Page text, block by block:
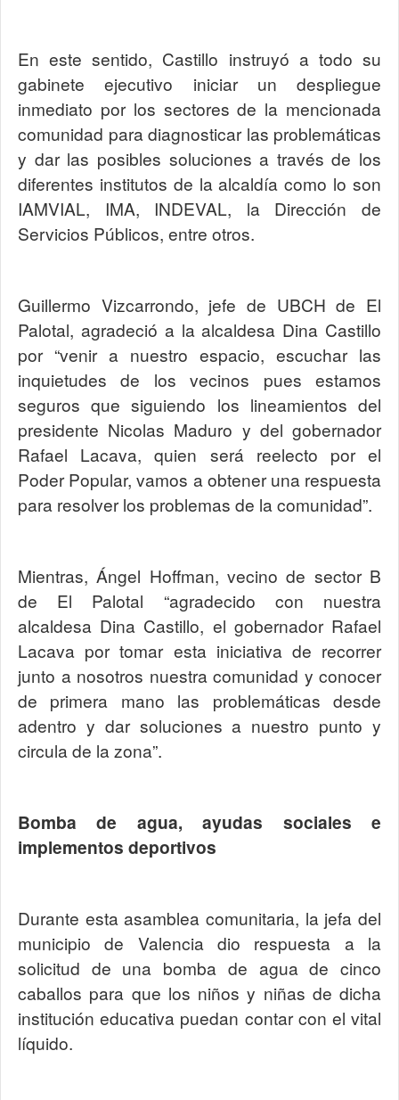
En este sentido, Castillo instruyó a todo su
gabinete ejecutivo iniciar un despliegue
inmediato por los sectores de la mencionada
comunidad para diagnosticar las problemáticas
y dar las posibles soluciones a través de los
diferentes institutos de la alcaldía como lo son
IAMVIAL, IMA, INDEVAL, la Dirección de
Servicios Públicos, entre otros.
Guillermo Vizcarrondo, jefe de UBCH de El
Palotal, agradeció a la alcaldesa Dina Castillo
por “venir a nuestro espacio, escuchar las
inquietudes de los vecinos pues estamos
seguros que siguiendo los lineamientos del
presidente Nicolas Maduro y del gobernador
Rafael Lacava, quien será reelecto por el
Poder Popular, vamos a obtener una respuesta
para resolver los problemas de la comunidad”.
Mientras, Ángel Hoffman, vecino de sector B
de El Palotal “agradecido con nuestra
alcaldesa Dina Castillo, el gobernador Rafael
Lacava por tomar esta iniciativa de recorrer
junto a nosotros nuestra comunidad y conocer
de primera mano las problemáticas desde
adentro y dar soluciones a nuestro punto y
circula de la zona”.
Bomba de agua, ayudas sociales e
implementos deportivos
Durante esta asamblea comunitaria, la jefa del
municipio de Valencia dio respuesta a la
solicitud de una bomba de agua de cinco
caballos para que los niños y niñas de dicha
institución educativa puedan contar con el vital
líquido.